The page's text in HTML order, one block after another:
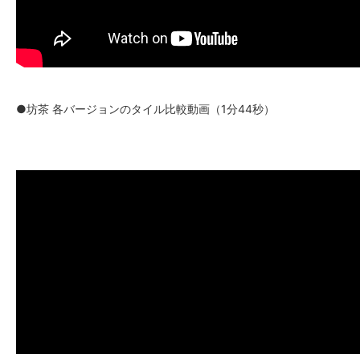
●坊茶 各バージョンのタイル比較動画（1分44秒）